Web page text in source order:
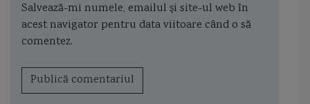
Salvează-mi numele, emailul și site-ul web în
acest navigator pentru data viitoare când o să
comentez.